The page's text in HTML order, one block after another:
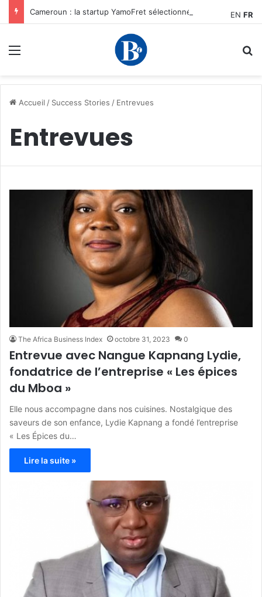
Cameroun : la startup YamoFret sélectionnée au programme HEC Challenge+ Afrique pour accélérer la transformation du fret en Afrique centrale
Accueil / Success Stories / Entrevues
Entrevues
The Africa Business Index octobre 31, 2023 0
Entrevue avec Nangue Kapnang Lydie,
fondatrice de l’entreprise « Les épices
du Mboa »
Elle nous accompagne dans nos cuisines. Nostalgique des
saveurs de son enfance, Lydie Kapnang a fondé l’entreprise
« Les Épices du…
Lire la suite »
EN FR